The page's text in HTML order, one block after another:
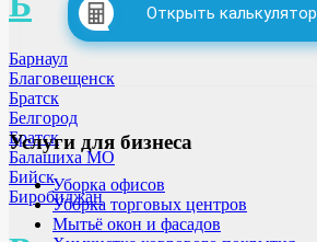
Барнаул
Благовещенск
Братск
Белгород
Братск
Балашиха МО
Бийск
Биробиджан
Открыть калькулятор
Услуги для бизнеса
Уборка офисов
Уборка торговых центров
Мытьё окон и фасадов